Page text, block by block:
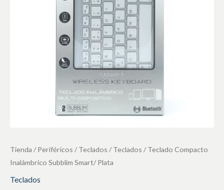
Tienda /Periféricos /Teclados /Teclados / Teclado Compacto
Inalámbrico Subblim Smart/ Plata
Teclados